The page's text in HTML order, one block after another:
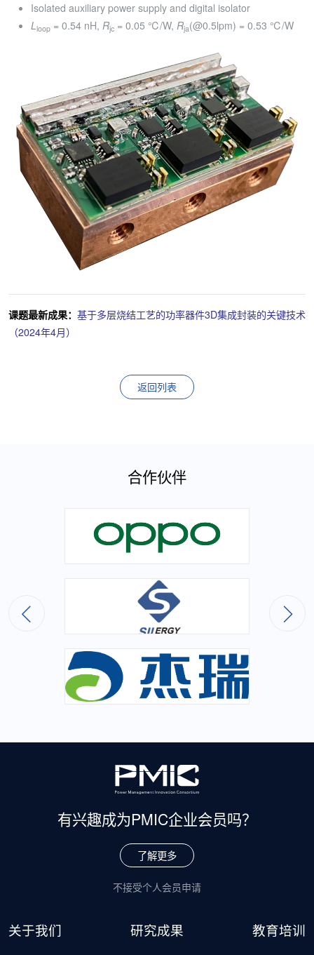
Isolated auxiliary power supply and digital isolator
Lloop = 0.54 nH, Rjc = 0.05 ℃/W, Rja(@0.5lpm) = 0.53 ℃/W
课题最新成果： 基于多层烧结工艺的功率器件3D集成封装的关键技术
（2024年4月）
返回列表
合作伙伴
有兴趣成为PMIC企业会员吗？
了解更多
不接受个人会员申请
关于我们 研究成果 教育培训